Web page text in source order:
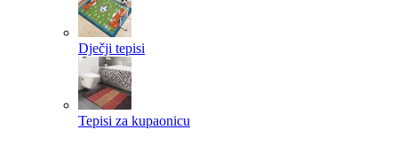
Dječji tepisi
Tepisi za kupaonicu